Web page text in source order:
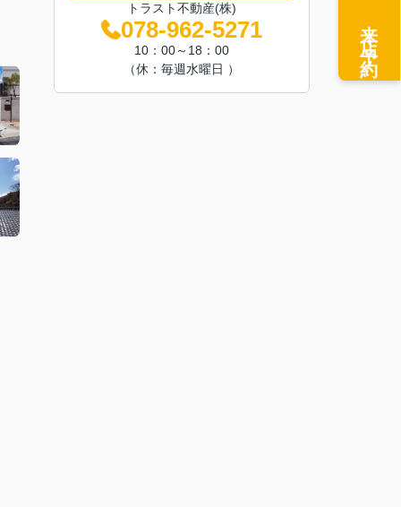
トラスト不動産(株)
078-962-5271
10：00～18：00
（休：毎週水曜日 ）
来店予約